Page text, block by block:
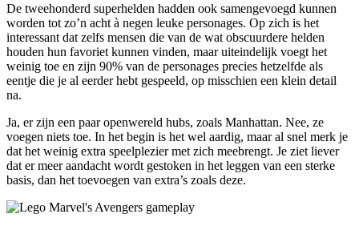
De tweehonderd superhelden hadden ook samengevoegd kunnen
worden tot zo’n acht à negen leuke personages. Op zich is het
interessant dat zelfs mensen die van de wat obscuurdere helden
houden hun favoriet kunnen vinden, maar uiteindelijk voegt het
weinig toe en zijn 90% van de personages precies hetzelfde als
eentje die je al eerder hebt gespeeld, op misschien een klein detail
na.
Ja, er zijn een paar openwereld hubs, zoals Manhattan. Nee, ze
voegen niets toe. In het begin is het wel aardig, maar al snel merk je
dat het weinig extra speelplezier met zich meebrengt. Je ziet liever
dat er meer aandacht wordt gestoken in het leggen van een sterke
basis, dan het toevoegen van extra’s zoals deze.